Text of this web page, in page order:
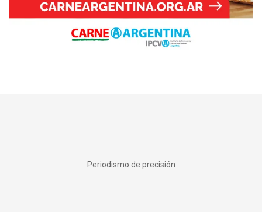
Periodismo de precisión